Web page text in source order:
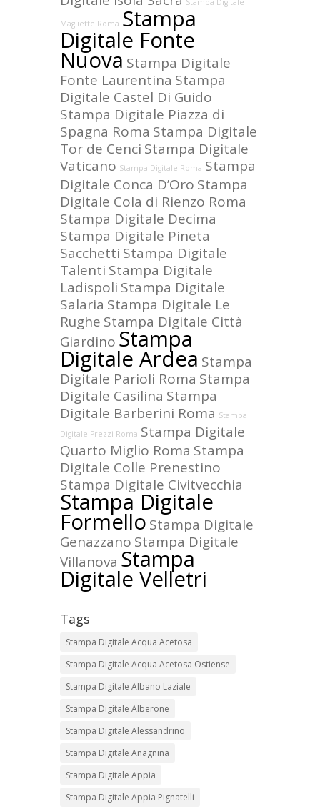
Stampa Digitale
Magliette Roma Stampa
Digitale Fonte
Nuova Stampa Digitale
Fonte Laurentina Stampa
Digitale Castel Di Guido
Stampa Digitale Piazza di
Spagna Roma Stampa Digitale
Tor de Cenci Stampa Digitale
Vaticano Stampa Digitale Roma Stampa
Digitale Conca D’Oro Stampa
Digitale Cola di Rienzo Roma
Stampa Digitale Decima
Stampa Digitale Pineta
Sacchetti Stampa Digitale
Talenti Stampa Digitale
Ladispoli Stampa Digitale
Salaria Stampa Digitale Le
Rughe Stampa Digitale Città
Giardino Stampa
Digitale Ardea Stampa
Digitale Parioli Roma Stampa
Digitale Casilina Stampa
Digitale Barberini Roma Stampa
Digitale Prezzi Roma Stampa Digitale
Quarto Miglio Roma Stampa
Digitale Colle Prenestino
Stampa Digitale Civitvecchia
Stampa Digitale
Formello Stampa Digitale
Genazzano Stampa Digitale
Villanova Stampa
Digitale Velletri
Tags
Stampa Digitale Acqua Acetosa
Stampa Digitale Acqua Acetosa Ostiense
Stampa Digitale Albano Laziale
Stampa Digitale Alberone
Stampa Digitale Alessandrino
Stampa Digitale Anagnina
Stampa Digitale Appia
Stampa Digitale Appia Pignatelli